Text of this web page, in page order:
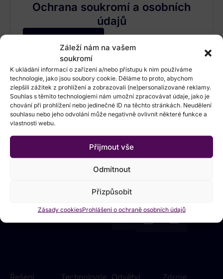
Záleží nám na vašem
soukromí
K ukládání informací o zařízení a/nebo přístupu k nim používáme
technologie, jako jsou soubory cookie. Děláme to proto, abychom
zlepšili zážitek z prohlížení a zobrazovali (ne)personalizované reklamy.
Souhlas s těmito technologiemi nám umožní zpracovávat údaje, jako je
chování při prohlížení nebo jedinečné ID na těchto stránkách. Neudělení
souhlasu nebo jeho odvolání může negativně ovlivnit některé funkce a
vlastnosti webu.
Přijmout vše
Odmítnout
Přizpůsobit
Zásady cookiesProhlášení o ochraně osobních údajů
Ochrana soukromí a osobních
údajů
Pomáháme lídrům
proměnit data ve
skutečnou hodnotu
Sledujte EMARK na